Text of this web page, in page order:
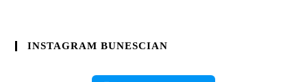
INSTAGRAM BUNESCIAN